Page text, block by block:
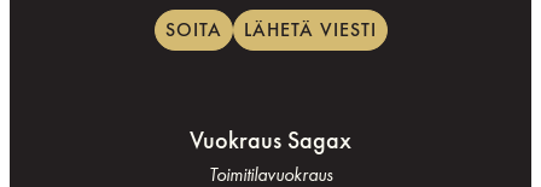
SOITA LÄHETÄ VIESTI
Vuokraus Sagax
Toimitilavuokraus